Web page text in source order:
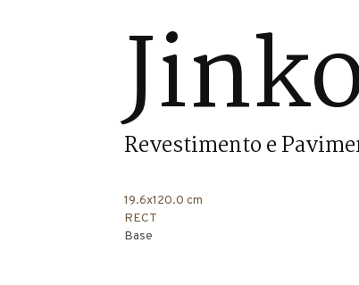
Revestimento e
19.6x120.0 cm
RECT
Base